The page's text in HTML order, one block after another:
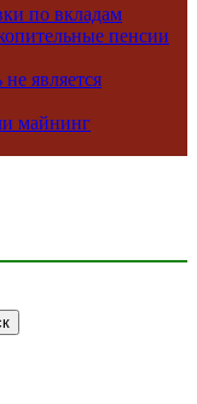
по вкладам
пенсии
является
майнинг